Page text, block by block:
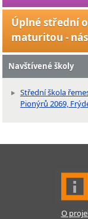
Úplné střední
maturitou -
Navštívené školy
Střední škola
Pionýrů 2069,
O